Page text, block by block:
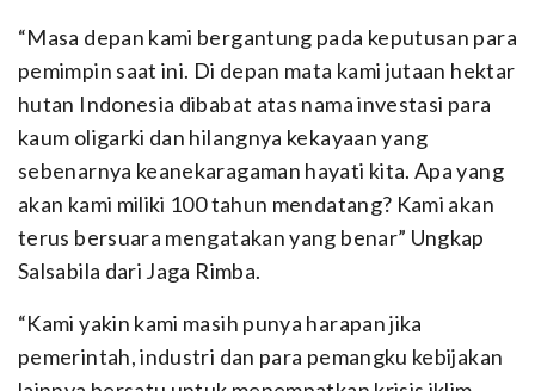
“Masa depan kami bergantung pada keputusan para
pemimpin saat ini. Di depan mata kami jutaan hektar
hutan Indonesia dibabat atas nama investasi para
kaum oligarki dan hilangnya kekayaan yang
sebenarnya keanekaragaman hayati kita. Apa yang
akan kami miliki 100 tahun mendatang? Kami akan
terus bersuara mengatakan yang benar” Ungkap
Salsabila dari Jaga Rimba.
“Kami yakin kami masih punya harapan jika
pemerintah, industri dan para pemangku kebijakan